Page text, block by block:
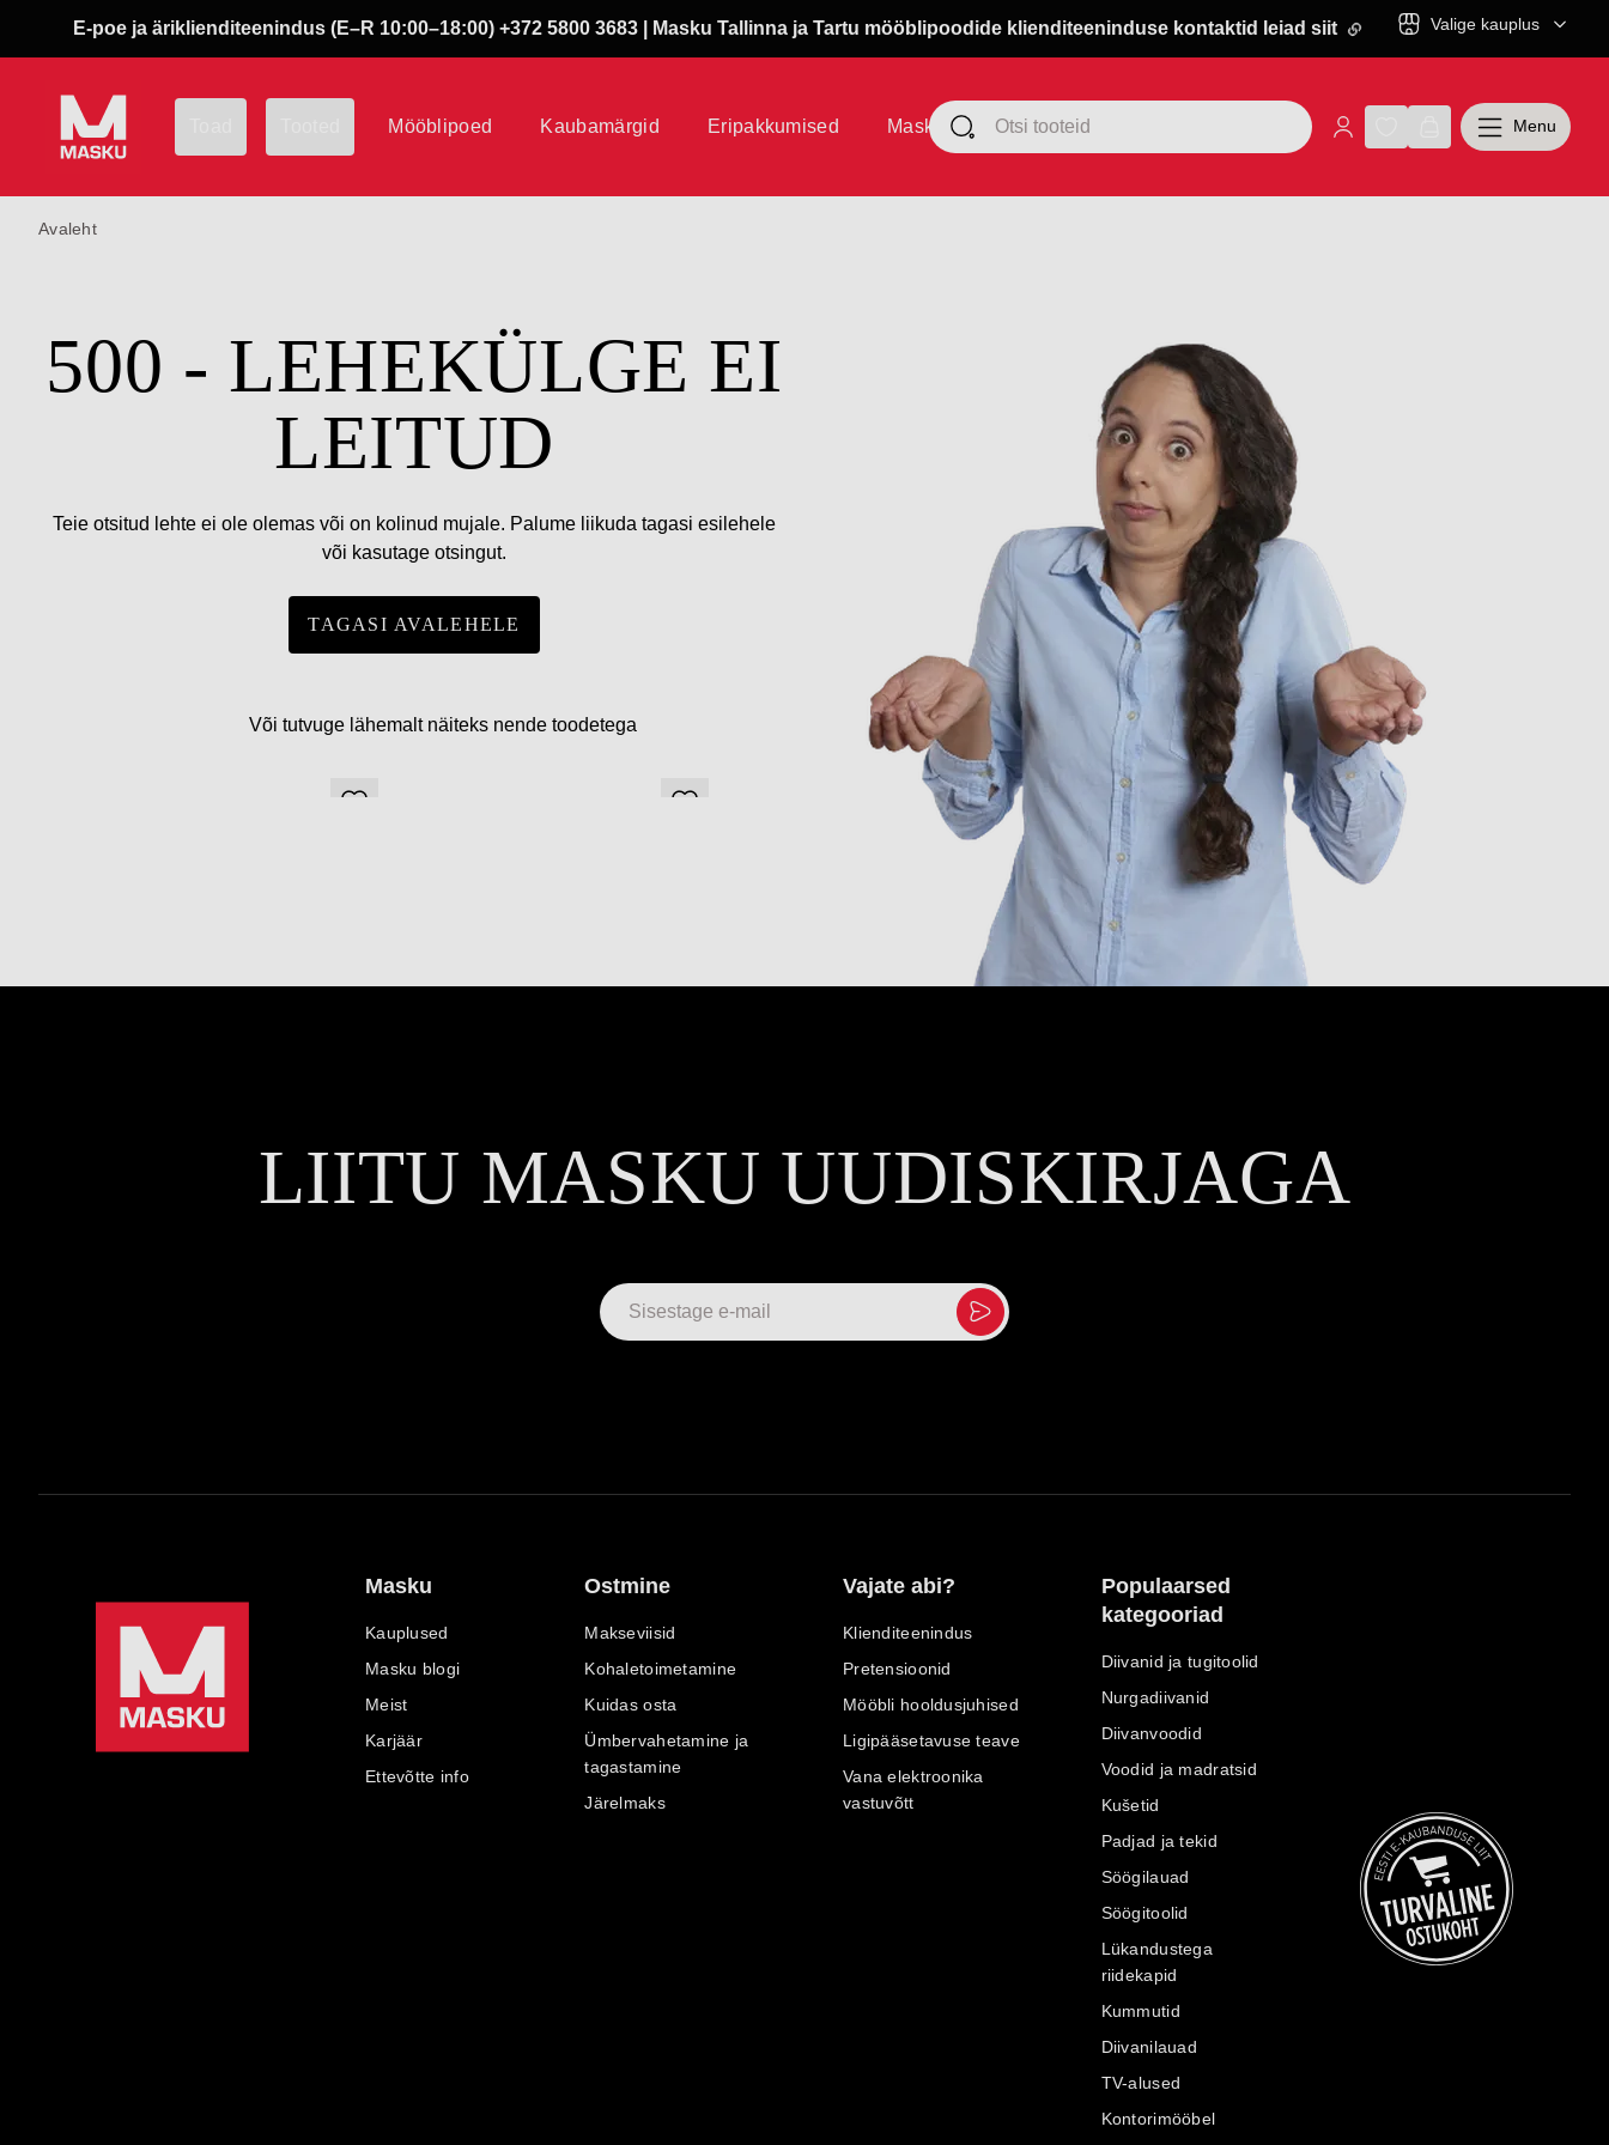
E-poe ja äriklienditeenindus (E–R 10:00–18:00) +372 5800 3683 | Masku Tallinna ja Tartu mööblipoodide klienditeeninduse kontaktid leiad siit Valige kauplus
Mööblipoed Kaubamärgid Eripakkumised Masku klubi Menu
Avaleht
500 - LEHEKÜLGE EI
LEITUD
Teie otsitud lehte ei ole olemas või on kolinud mujale. Palume liikuda tagasi esilehele
või kasutage otsingut.
TAGASI AVALEHELE
Või tutvuge lähemalt näiteks nende toodetega
LIITU MASKU UUDISKIRJAGA
Masku
Kauplused
Masku blogi
Meist
Karjäär
Ettevõtte info
Ostmine
Makseviisid
Kohaletoimetamine
Kuidas osta
Ümbervahetamine ja
tagastamine
Järelmaks
Vajate abi?
Klienditeenindus
Pretensioonid
Mööbli hooldusjuhised
Ligipääsetavuse teave
Vana elektroonika
vastuvõtt
Populaarsed
kategooriad
Diivanid ja tugitoolid
Nurgadiivanid
Diivanvoodid
Voodid ja madratsid
Kušetid
Padjad ja tekid
Söögilauad
Söögitoolid
Lükandustega
riidekapid
Kummutid
Diivanilauad
TV-alused
Kontorimööbel